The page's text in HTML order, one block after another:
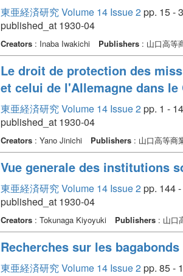
東亜経済研究 Volume 14 Issue 2pp. 15 -
published_at 1930-04
Creators: Inaba Iwakichi Publishers: 山口高等
Le droit de protection des
et celui de l'Allemagne dans le
東亜経済研究 Volume 14 Issue 2pp. 1 - 14
published_at 1930-04
Creators: Yano Jinichi Publishers: 山口高等商
Vue generale des institutions
東亜経済研究 Volume 14 Issue 2pp. 144 -
published_at 1930-04
Creators: Tokunaga Kiyoyuki Publishers: 山口
Recherches sur les
東亜経済研究 Volume 14 Issue 2pp. 85 -